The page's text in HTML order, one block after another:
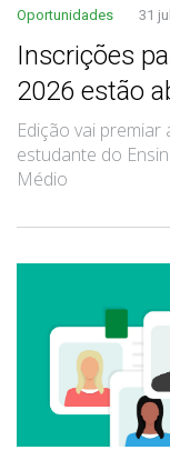
Oportunidades 31
Inscrições
2026 estão
Edição vai
estudante do
Médio